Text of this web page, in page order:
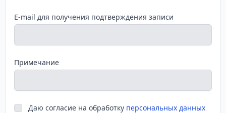
E-mail для получения подтверждения записи
Примечание
Даю согласие на обработку персональных данных